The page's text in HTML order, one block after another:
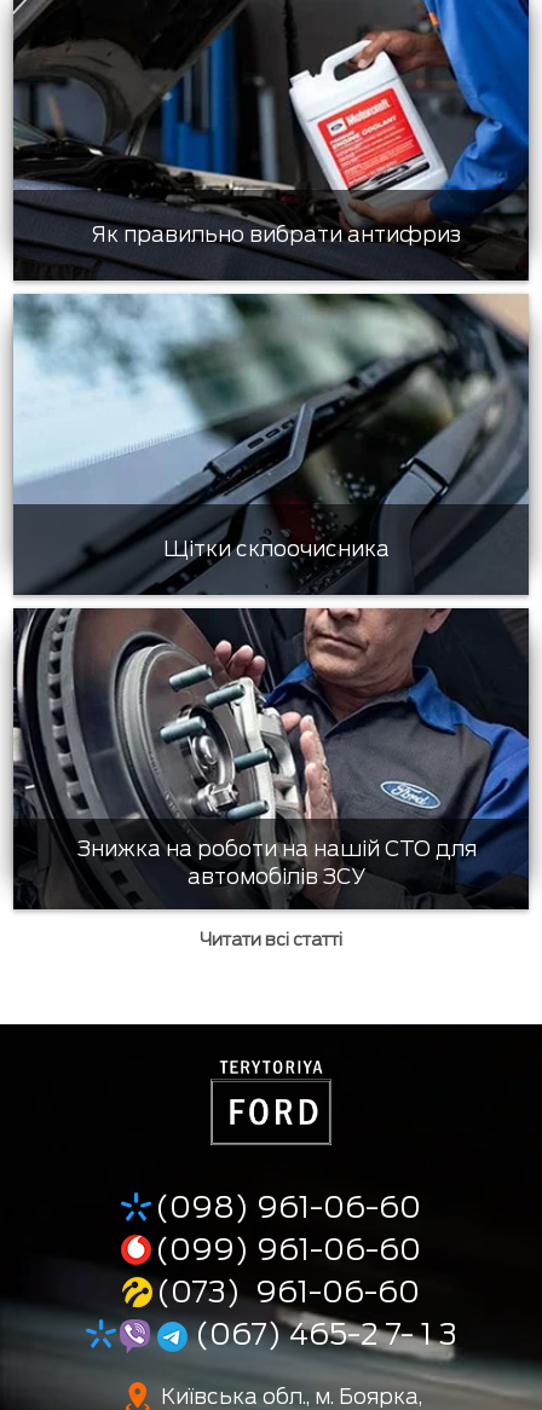
Як правильно вибрати антифриз
Щітки склоочисника
Знижка на роботи на нашій СТО для
автомобілів ЗСУ
Читати всі статті
(098) 961-06-60
(099) 961-06-60
(073) 961-06-60
(067) 465-2 7- 1 3
Київська обл., м. Боярка,